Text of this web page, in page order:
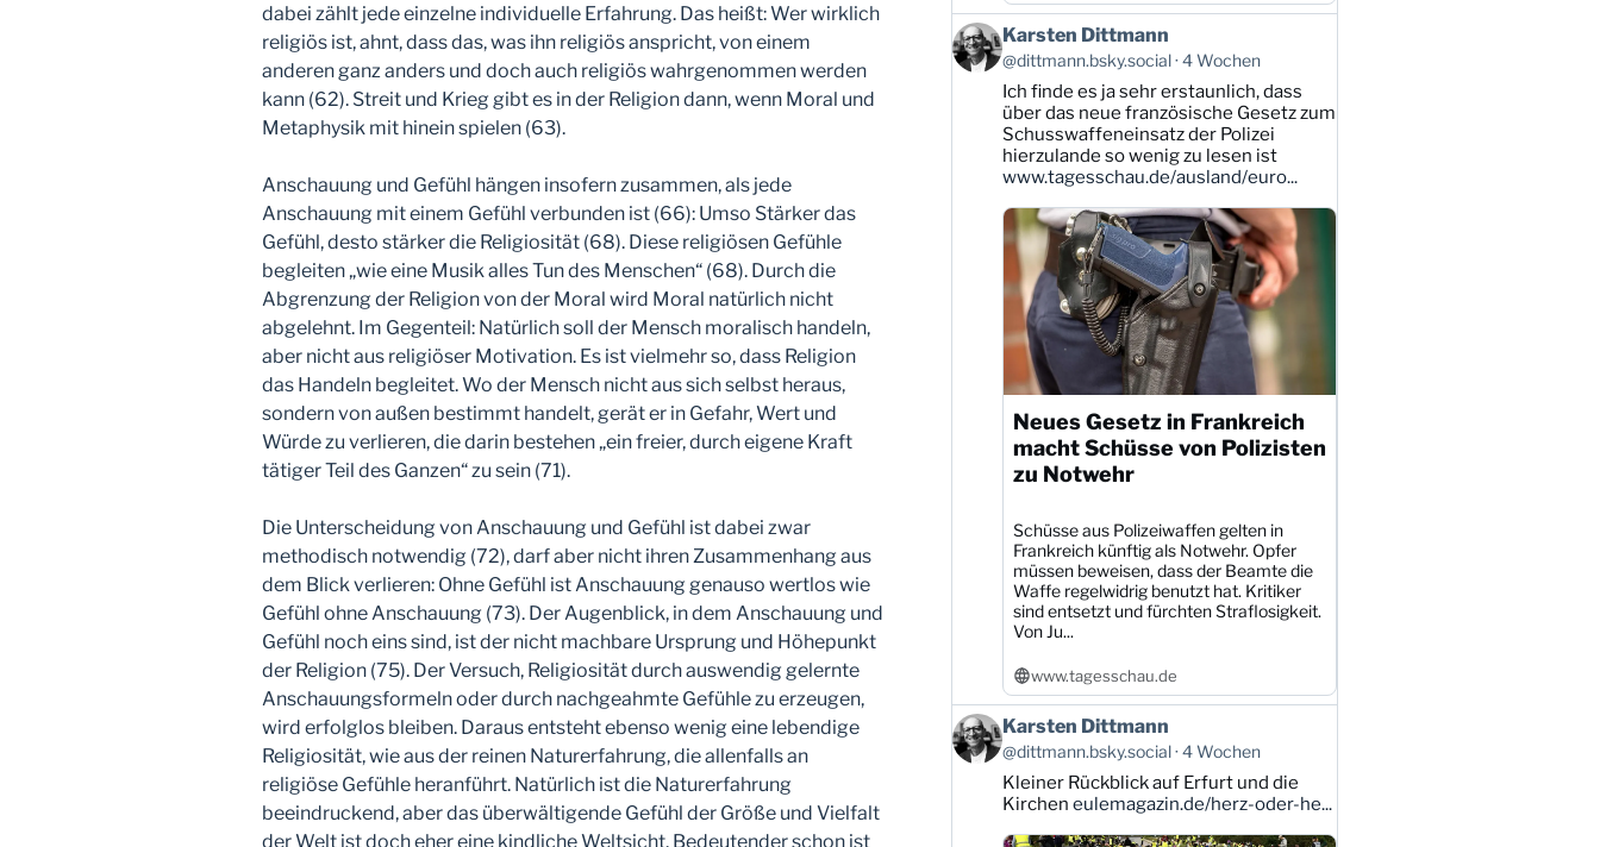
dabei zählt jede einzelne individuelle Erfahrung. Das heißt: Wer wirklich
religiös ist, ahnt, dass das, was ihn religiös anspricht, von einem
anderen ganz anders und doch auch religiös wahrgenommen werden
kann (62). Streit und Krieg gibt es in der Religion dann, wenn Moral und
Metaphysik mit hinein spielen (63).
Anschauung und Gefühl hängen insofern zusammen, als jede
Anschauung mit einem Gefühl verbunden ist (66): Umso Stärker das
Gefühl, desto stärker die Religiosität (68). Diese religiösen Gefühle
begleiten „wie eine Musik alles Tun des Menschen“ (68). Durch die
Abgrenzung der Religion von der Moral wird Moral natürlich nicht
abgelehnt. Im Gegenteil: Natürlich soll der Mensch moralisch handeln,
aber nicht aus religiöser Motivation. Es ist vielmehr so, dass Religion
das Handeln begleitet. Wo der Mensch nicht aus sich selbst heraus,
sondern von außen bestimmt handelt, gerät er in Gefahr, Wert und
Würde zu verlieren, die darin bestehen „ein freier, durch eigene Kraft
tätiger Teil des Ganzen“ zu sein (71).
Die Unterscheidung von Anschauung und Gefühl ist dabei zwar
methodisch notwendig (72), darf aber nicht ihren Zusammenhang aus
dem Blick verlieren: Ohne Gefühl ist Anschauung genauso wertlos wie
Gefühl ohne Anschauung (73). Der Augenblick, in dem Anschauung und
Gefühl noch eins sind, ist der nicht machbare Ursprung und Höhepunkt
der Religion (75). Der Versuch, Religiosität durch auswendig gelernte
Anschauungsformeln oder durch nachgeahmte Gefühle zu erzeugen,
wird erfolglos bleiben. Daraus entsteht ebenso wenig eine lebendige
Religiosität, wie aus der reinen Naturerfahrung, die allenfalls an
religiöse Gefühle heranführt. Natürlich ist die Naturerfahrung
beeindruckend, aber das überwältigende Gefühl der Größe und Vielfalt
der Welt ist doch eher eine kindliche Weltsicht. Bedeutender schon ist
Beitrag
von
Karsten
Dittmann
Bluesky
ansehen
Karsten Dittmann
@dittmann.bsky.social 4 Wochen
Ich finde es ja sehr erstaunlich, dass
über das neue französische Gesetz zum
Schusswaffeneinsatz der Polizei
hierzulande so wenig zu lesen ist
www.tagesschau.de/ausland/euro...
Neues Gesetz in Frankreich
macht Schüsse von Polizisten
zu Notwehr
Schüsse aus Polizeiwaffen gelten in
Frankreich künftig als Notwehr. Opfer
müssen beweisen, dass der Beamte die
Waffe regelwidrig benutzt hat. Kritiker
sind entsetzt und fürchten Straflosigkeit.
Von Ju...
www.tagesschau.de
Beitrag
von
Karsten
Dittmann
Karsten Dittmann
@dittmann.bsky.social 4 Wochen
Kleiner Rückblick auf Erfurt und die
Kirchen eulemagazin.de/herz-oder-he...